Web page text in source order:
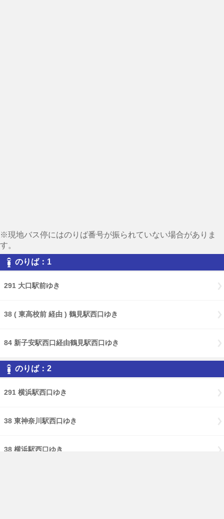
※現地バス停にはのりば番号が振られていない場合がありま
す。
のりば：1
291 大口駅前ゆき
38 ( 東高校前 経由 ) 鶴見駅西口ゆき
84 新子安駅西口経由鶴見駅西口ゆき
のりば：2
291 横浜駅西口ゆき
38 東神奈川駅西口ゆき
38 横浜駅西口ゆき